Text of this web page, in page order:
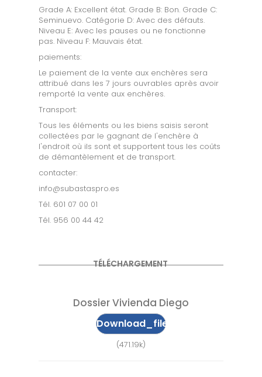
Grade A: Excellent état. Grade B: Bon. Grade C:
Seminuevo. Catégorie D: Avec des défauts.
Niveau E: Avec les pauses ou ne fonctionne
pas. Niveau F: Mauvais état.
paiements:
Le paiement de la vente aux enchères sera
attribué dans les 7 jours ouvrables après avoir
remporté la vente aux enchères.
Transport:
Tous les éléments ou les biens saisis seront
collectées par le gagnant de l'enchère à
l'endroit où ils sont et supportent tous les coûts
de démantèlement et de transport.
contacter:
info@subastaspro.es
Tél. 601 07 00 01
Tél. 956 00 44 42
TÉLÉCHARGEMENT
Dossier Vivienda Diego
Download_file
(471.19k)